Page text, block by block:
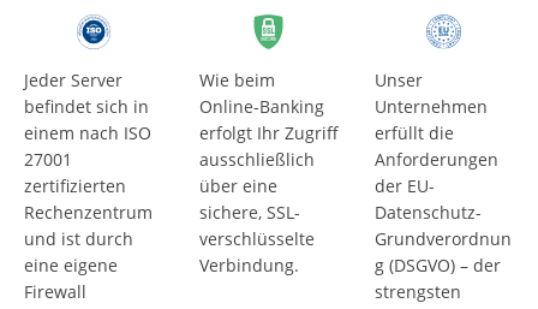
Jeder Server
befindet sich in
einem nach ISO
27001
zertifizierten
Rechenzentrum
und ist durch
eine eigene
Firewall
Wie beim
Online-Banking
erfolgt Ihr Zugriff
ausschließlich
über eine
sichere, SSL-
verschlüsselte
Verbindung.
Unser
Unternehmen
erfüllt die
Anforderungen
der EU-
Datenschutz-
Grundverordnun
g (DSGVO) – der
strengsten